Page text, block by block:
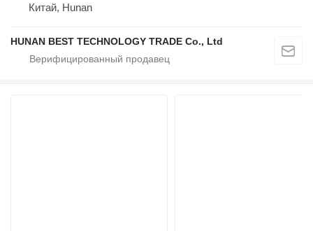
Китай, Hunan
HUNAN BEST TECHNOLOGY TRADE Co., Ltd